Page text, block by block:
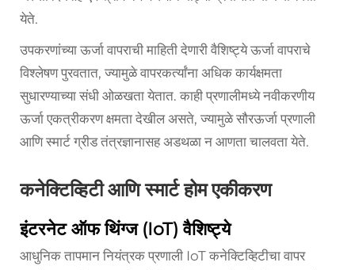
येते.
उपकरणांच्या ऊर्जा वापराची माहिती देणारी वैशिष्ट्ये ऊर्जा वापराचे
विश्लेषण पुरवतात, ज्यामुळे वापरकर्त्यांना अधिक कार्यक्षमता
सुधारण्याच्या संधी ओळखता येतात. काही प्रणालीमध्ये नवीकरणीय
ऊर्जा एकत्रीकरण क्षमता देखील असते, ज्यामुळे सौरऊर्जा प्रणाली
आणि स्मार्ट ग्रीड तंत्रज्ञानासह अडथळा न आणता चालवता येते.
कनेक्टिव्हिटी आणि स्मार्ट होम एकीकरण
इंटरनेट ऑफ थिंग्ज (IoT) वैशिष्ट्ये
आधुनिक तापमान नियंत्रक प्रणाली IoT कनेक्टिव्हिटीचा वापर